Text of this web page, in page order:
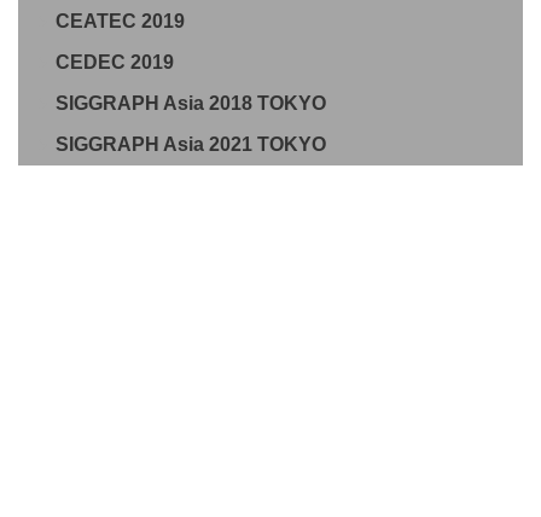
CEATEC 2019
CEDEC 2019
SIGGRAPH Asia 2018 TOKYO
SIGGRAPH Asia 2021 TOKYO